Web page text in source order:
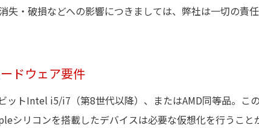
失・破損などへの影響につきましては、弊社は一切の責任
ドウェア要件
ットIntel i5/i7（第8世代以降）、またはAMD同等品。こ
シリコンを搭載したデバイスは必要な仮想化を行うこと